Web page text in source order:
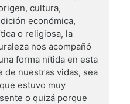
cultura,
económica,
o religiosa, la
nos acompañó
forma nítida en esta
de nuestras vidas, sea
estuvo muy
o quizá porque